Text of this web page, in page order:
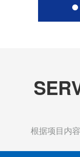
根据项目内